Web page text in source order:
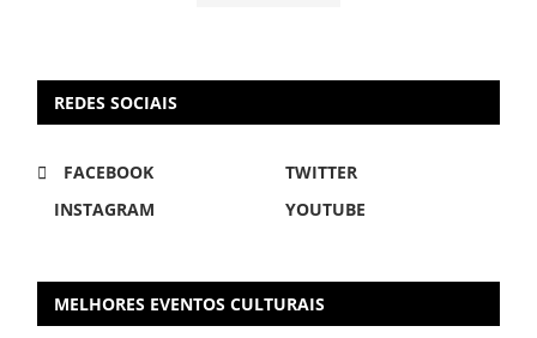
REDES SOCIAIS
FACEBOOK
TWITTER
INSTAGRAM
YOUTUBE
MELHORES EVENTOS CULTURAIS